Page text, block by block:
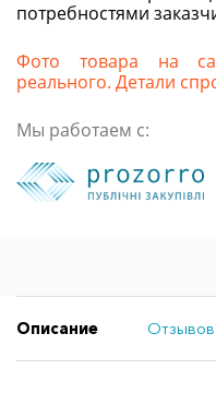
потребностями
Фото товара на
реального. Детали
Мы работаем с:
Описание